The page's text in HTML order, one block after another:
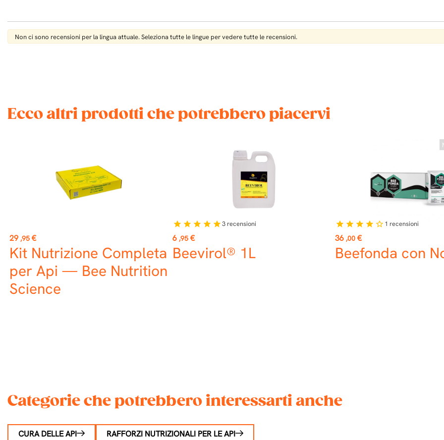
Non ci sono recensioni per la lingua attuale. Seleziona tutte le lingue per vedere tutte le recensioni.
Ecco altri prodotti che potrebbero piacervi
Prezzo
29 ,95 €
Kit Nutrizione Completa
per Api — Bee Nutrition
Science
Prezzo
6 ,95 €
Beevirol® 1L
star star star star star3 recensioni
Prezzo
36 ,00 €
Beefonda con
star star star star star_border 1 recensioni
Categorie che potrebbero interessarti anche
CURA DELLE API RAFFORZI NUTRIZIONALI PER LE API